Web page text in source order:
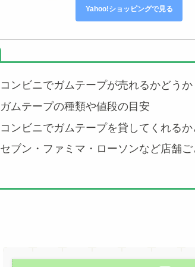
Yahoo!ショッピングで見る
コンビニでガムテープが売れるかどうか
ガムテープの種類や値段の目安
コンビニでガムテープを貸してくれる
セブン・ファミマ・ローソンなど店舗